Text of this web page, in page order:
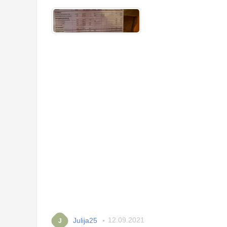
J Julija25 12.09.2021